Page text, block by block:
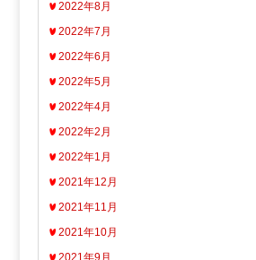
2022年8月
2022年7月
2022年6月
2022年5月
2022年4月
2022年2月
2022年1月
2021年12月
2021年11月
2021年10月
2021年9月